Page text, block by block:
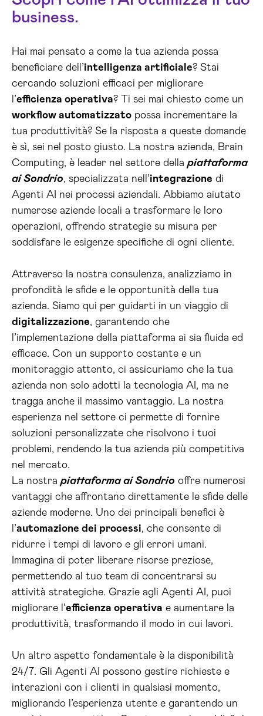
business.
Hai mai pensato a come la tua azienda possa
beneficiare dell’intelligenza artificiale? Stai
cercando soluzioni efficaci per migliorare
l’efficienza operativa? Ti sei mai chiesto come un
workflow automatizzato possa incrementare la
tua produttività? Se la risposta a queste domande
è sì, sei nel posto giusto. La nostra azienda, Brain
Computing, è leader nel settore della piattaforma
ai Sondrio, specializzata nell’integrazione di
Agenti AI nei processi aziendali. Abbiamo aiutato
numerose aziende locali a trasformare le loro
operazioni, offrendo strategie su misura per
soddisfare le esigenze specifiche di ogni cliente.
Attraverso la nostra consulenza, analizziamo in
profondità le sfide e le opportunità della tua
azienda. Siamo qui per guidarti in un viaggio di
digitalizzazione, garantendo che
l’implementazione della piattaforma ai sia fluida ed
efficace. Con un supporto costante e un
monitoraggio attento, ci assicuriamo che la tua
azienda non solo adotti la tecnologia AI, ma ne
tragga anche il massimo vantaggio. La nostra
esperienza nel settore ci permette di fornire
soluzioni personalizzate che risolvono i tuoi
problemi, rendendo la tua azienda più competitiva
nel mercato.
La nostra piattaforma ai Sondrio offre numerosi
vantaggi che affrontano direttamente le sfide delle
aziende moderne. Uno dei principali benefici è
l’automazione dei processi, che consente di
ridurre i tempi di lavoro e gli errori umani.
Immagina di poter liberare risorse preziose,
permettendo al tuo team di concentrarsi su
attività strategiche. Grazie agli Agenti AI, puoi
migliorare l’efficienza operativa e aumentare la
produttività, trasformando il modo in cui lavori.
Un altro aspetto fondamentale è la disponibilità
24/7. Gli Agenti AI possono gestire richieste e
interazioni con i clienti in qualsiasi momento,
migliorando l’esperienza utente e garantendo un